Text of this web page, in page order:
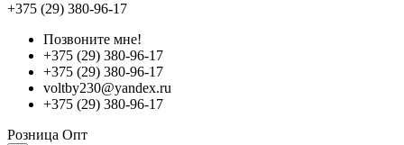
+375 (29) 380-96-17
Позвоните мне!
+375 (29) 380-96-17
+375 (29) 380-96-17
voltby230@yandex.ru
+375 (29) 380-96-17
Розница Опт